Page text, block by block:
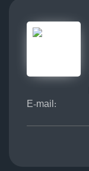
E-mail: